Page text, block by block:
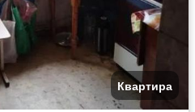
Квартира